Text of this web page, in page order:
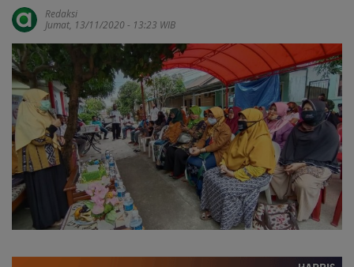
Redaksi
Jumat, 13/11/2020 - 13:23 WIB